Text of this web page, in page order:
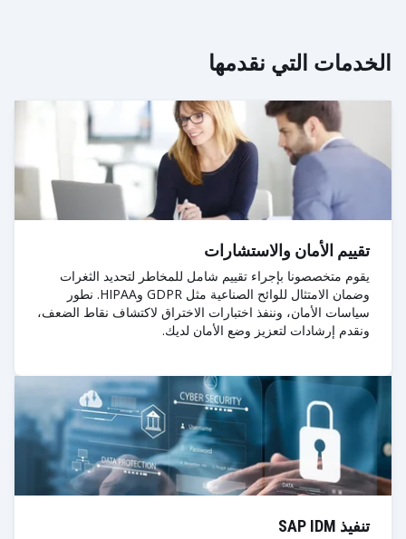
الخدمات التي نقدمها
تقييم الأمان والاستشارات
يقوم متخصصونا بإجراء تقييم شامل للمخاطر لتحديد الثغرات
وضمان الامتثال للوائح الصناعية مثل GDPR وHIPAA. نطور
سياسات الأمان، وننفذ اختبارات الاختراق لاكتشاف نقاط الضعف،
ونقدم إرشادات لتعزيز وضع الأمان لديك.
تنفيذ SAP IDM